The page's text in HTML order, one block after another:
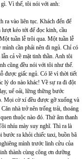
gì. Vì thế, tôi nói với anh:
ra vào liên tục. Khách đến để
lượt kéo tới để đọc kinh, cầu
tuần lễ trôi qua. Một tuần lễ
cần phải nên đi ngủ. Chỉ có
cả về mặt tinh thần. Anh tôi
cũng đều nói với tôi như thế.
được giấc ngủ. Có lẽ vì thời tiết
lý do nào khác! Về sự ra đi đột
uể oải, lững thững bước
Mọi cờ xí đều được gỡ xuống và
nhà trở nên trống trải, thoáng
thuộc nào đó. Thứ âm thanh
nhíu mày suy nghĩ. Thì ra là
bước ra khỏi chiếc taxi, buồn bã
mình trước linh cửu của
thành cùng công ơn dưỡng